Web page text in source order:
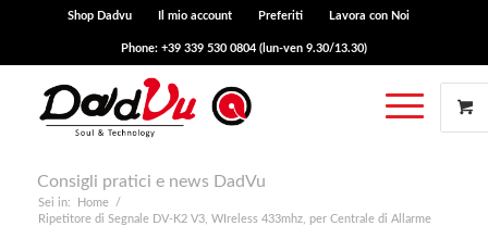
Shop Dadvu Il mio account Preferiti Lavora con Noi
Phone: +39 339 530 0804 (lun-ven 9.30/13.30)
Consigli pratici e news DadVu
Sei in: Home
/
Ripetitore di Segnale DV-K2 V3, WIreless 433mhz, per Centrale di Allarme